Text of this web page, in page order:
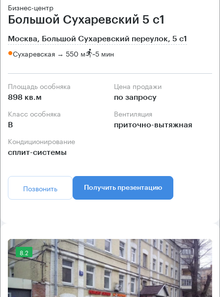
Бизнес-центр
Большой Сухаревский 5 с1
Москва, Большой Сухаревский переулок, 5 с1
Сухаревская → 550 м ~5 мин
Площадь особняка
898 кв.м
Цена продажи
по запросу
Класс особняка
B
Вентиляция
приточно-вытяжная
Кондиционирование
сплит-системы
Позвонить Получить презентацию
8.2